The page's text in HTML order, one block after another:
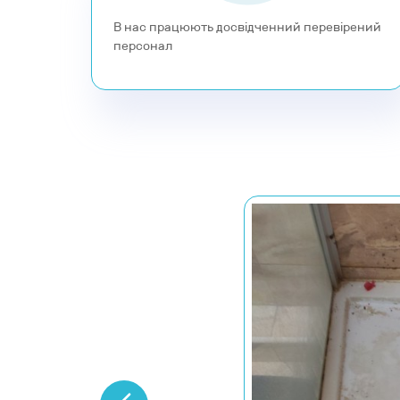
нас працюють досвідченний перевірений
персонал